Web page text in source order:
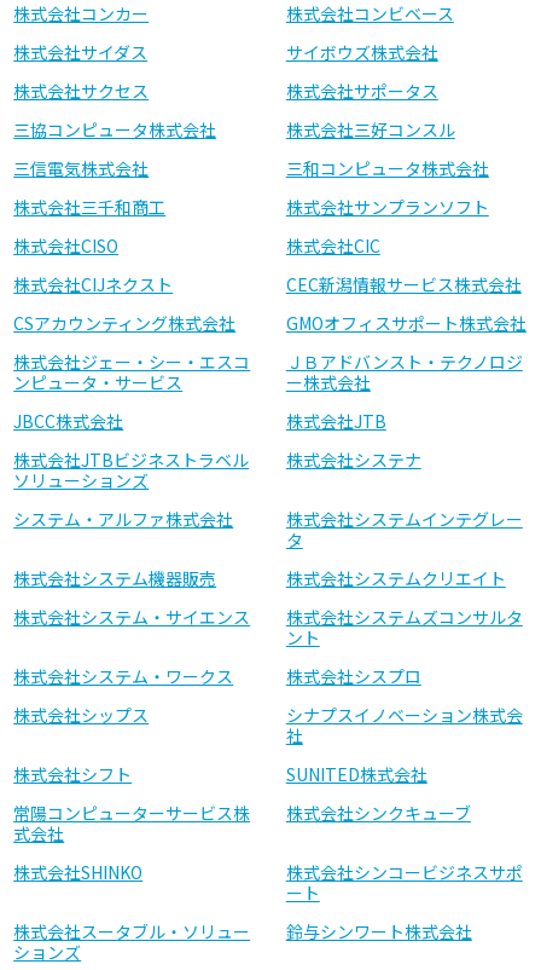
株式会社コンカー
株式会社コンビベース
株式会社サイダス
サイボウズ株式会社
株式会社サクセス
株式会社サポータス
三協コンピュータ株式会社
株式会社三好コンスル
三信電気株式会社
三和コンピュータ株式会社
株式会社三千和商工
株式会社サンプランソフト
株式会社CISO
株式会社CIC
株式会社CIJネクスト
CEC新潟情報サービス株式会社
CSアカウンティング株式会社
GMOオフィスサポート株式会社
株式会社ジェー・シー・エスコ
ンピュータ・サービス
ＪＢアドバンスト・テクノロジ
ー株式会社
JBCC株式会社
株式会社JTB
株式会社JTBビジネストラベル
ソリューションズ
株式会社システナ
システム・アルファ株式会社
株式会社システムインテグレー
タ
株式会社システム機器販売
株式会社システムクリエイト
株式会社システム・サイエンス
株式会社システムズコンサルタ
ント
株式会社システム・ワークス
株式会社シスプロ
株式会社シップス
シナプスイノベーション株式会
社
株式会社シフト
SUNITED株式会社
常陽コンピューターサービス株
式会社
株式会社シンクキューブ
株式会社SHINKO
株式会社シンコービジネスサポ
ート
株式会社スータブル・ソリュー
ションズ
鈴与シンワート株式会社